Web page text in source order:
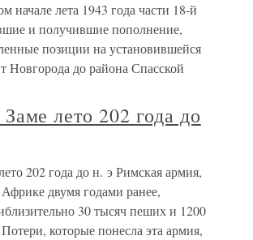
начале лета 1943 года части 18-й
и получившие пополнение,
позиции на установившейся
Новгорода до района Спасской
лето 202 года до
202 года до н. э Римская армия,
двумя годами ранее,
30 тысяч пеших и 1200
которые понесла эта армия,